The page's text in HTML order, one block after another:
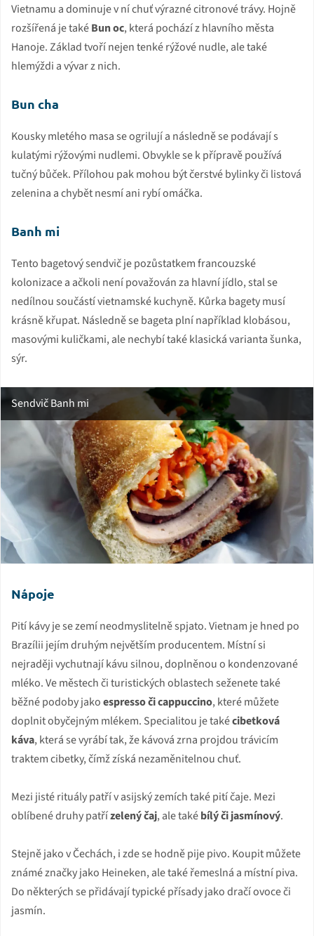
Vietnamu a dominuje v ní chuť výrazné citronové trávy. Hojně
rozšířená je takéBun oc, která pochází z hlavního města
Hanoje. Základ tvoří nejen tenké rýžové nudle, ale také
hlemýždi a vývar z nich.
Bun cha
Kousky mletého masa se ogrilují a následně se podávají s
kulatými rýžovými nudlemi. Obvykle se k přípravě používá
tučný bůček. Přílohou pak mohou být čerstvé bylinky či listová
zelenina a chybět nesmí ani rybí omáčka.
Banh mi
Tento bagetový sendvič je pozůstatkem francouzské
kolonizace a ačkoli není považován za hlavní jídlo, stal se
nedílnou součástí vietnamské kuchyně. Kůrka bagety musí
krásně křupat. Následně se bageta plní například klobásou,
masovými kuličkami, ale nechybí také klasická varianta šunka,
sýr.
Sendvič Banh mi
Nápoje
Pití kávy je se zemí neodmyslitelně spjato. Vietnam je hned po
Brazílii jejím druhým největším producentem. Místní si
nejraději vychutnají kávu silnou, doplněnou o kondenzované
mléko. Ve městech či turistických oblastech seženete také
běžné podoby jakoespresso či cappuccino, které můžete
doplnit obyčejným mlékem. Specialitou je takécibetková
káva, která se vyrábí tak, že kávová zrna projdou trávicím
traktem cibetky, čímž získá nezaměnitelnou chuť.
Mezi jisté rituály patří v asijský zemích také pití čaje. Mezi
oblíbené druhy patřízelený čaj, ale takébílý či jasmínový.
Stejně jako v Čechách, i zde se hodně pije pivo. Koupit můžete
známé značky jako Heineken, ale také řemeslná a místní piva.
Do některých se přidávají typické přísady jako dračí ovoce či
jasmín.